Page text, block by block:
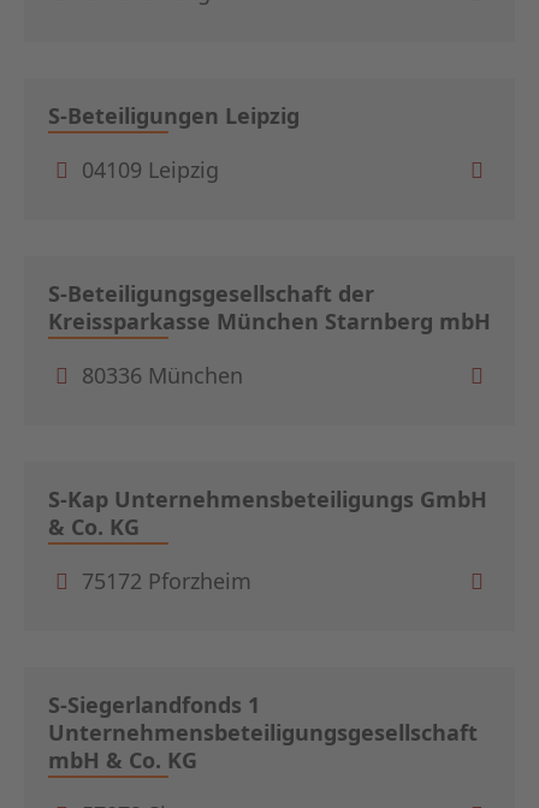
S-Beteiligungen Leipzig
04109 Leipzig
S-Beteiligungsgesellschaft der
Kreissparkasse München Starnberg mbH
80336 München
S-Kap Unternehmensbeteiligungs GmbH
& Co. KG
75172 Pforzheim
S-Siegerlandfonds 1
Unternehmensbeteiligungsgesellschaft
mbH & Co. KG